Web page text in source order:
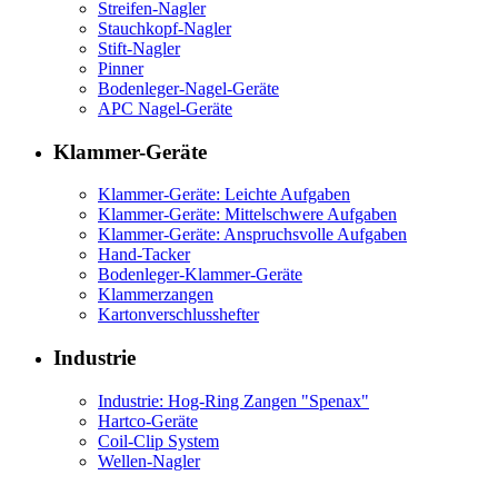
Streifen-Nagler
Stauchkopf-Nagler
Stift-Nagler
Pinner
Bodenleger-Nagel-Geräte
APC Nagel-Geräte
Klammer-Geräte
Klammer-Geräte: Leichte Aufgaben
Klammer-Geräte: Mittelschwere Aufgaben
Klammer-Geräte: Anspruchsvolle Aufgaben
Hand-Tacker
Bodenleger-Klammer-Geräte
Klammerzangen
Kartonverschlusshefter
Industrie
Industrie: Hog-Ring Zangen "Spenax"
Hartco-Geräte
Coil-Clip System
Wellen-Nagler